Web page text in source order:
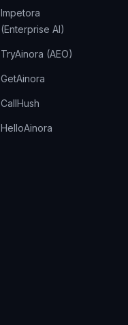
Impetora
(Enterprise AI)
TryAinora (AEO)
GetAinora
CallHush
HelloAinora